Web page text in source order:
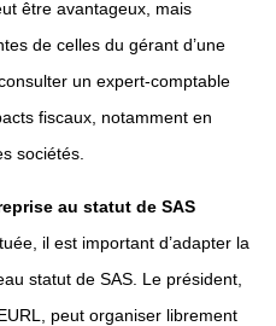
être avantageux, mais
de celles du gérant d’une
un expert-comptable
fiscaux, notamment en
sociétés.
au statut de SAS
il est important d’adapter la
statut de SAS. Le président,
peut organiser librement